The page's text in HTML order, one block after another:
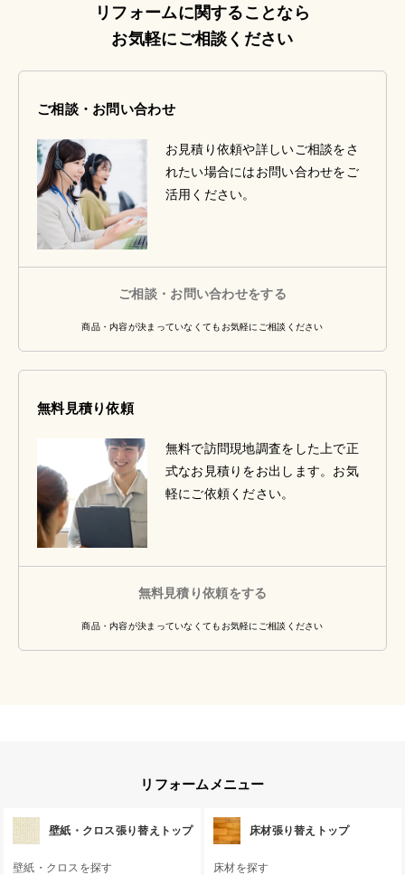
リフォームに関することなら
お気軽にご相談ください
ご相談・お問い合わせ
お見積り依頼や詳しいご相談をさ
れたい場合にはお問い合わせをご
活用ください。
ご相談・お問い合わせをする
商品・内容が決まっていなくてもお気軽にご相談ください
無料見積り依頼
無料で訪問現地調査をした上で正
式なお見積りをお出します。お気
軽にご依頼ください。
無料見積り依頼をする
商品・内容が決まっていなくてもお気軽にご相談ください
リフォームメニュー
壁紙・クロス張り替えトップ
壁紙・クロスを探す
床材張り替えトップ
床材を探す